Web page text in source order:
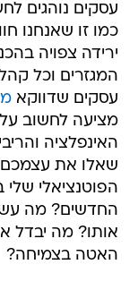
עסקים נוהגים
כמו זו שאנחנו
ירידה צפויה
המגזרים וכל
עסקים שדווקא
מציעה לחשוב
האינפלציה
שאלו את
הפוטנציאלי שלי
החדשים? מה
אותו? מה יבדל
האטה בצמיחה?